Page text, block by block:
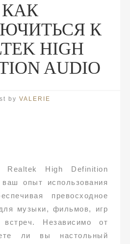
КАК
К
HIGH
AUDIO
by VALERIE
Realtek High Definition
опыт использования
превосходное
музыки, фильмов, игр
Независимо от
ли вы настольный